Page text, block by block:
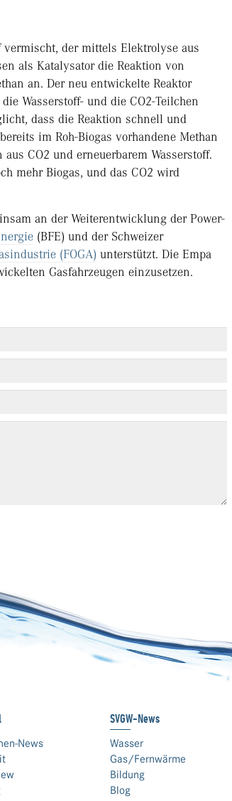
vermischt, der mittels Elektrolyse aus
als Katalysator die Reaktion von
an. Der neu entwickelte Reaktor
Wasserstoff- und die CO2-Teilchen
dass die Reaktion schnell und
im Roh-Biogas vorhandene Methan
CO2 und erneuerbarem Wasserstoff.
mehr Biogas, und das CO2 wird
an der Weiterentwicklung der Power-
(BFE) und der Schweizer
(FOGA) unterstützt. Die Empa
Gasfahrzeugen einzusetzen.
News
SVGW-News
Wasser
Gas/Fernwärme
Bildung
Blog